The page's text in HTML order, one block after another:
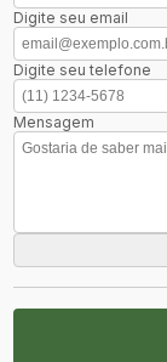
Digite seu email
Digite seu telefone
Mensagem